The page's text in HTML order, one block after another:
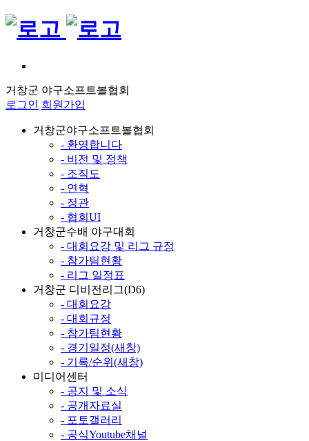
거창군 야구소프트볼협회
로그인 회원가입
거창군야구소프트볼협회
- 환영합니다
- 비전 및 정책
- 조직도
- 연혁
- 정관
- 협회UI
거창군수배 야구대회
- 대회요강 및 리그 규정
- 참가팀현황
- 리그 일정표
거창군 디비전리그(D6)
- 대회요강
- 대회규정
- 참가팀현황
- 경기일정(새창)
- 기록/순위(새창)
미디어센터
- 공지 및 소식
- 공개자료실
- 포토갤러리
- 공식Youtube채널